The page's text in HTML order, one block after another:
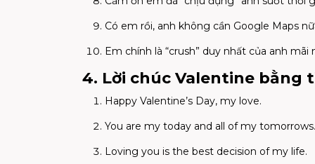
Có em rồi, anh không cần Google Maps
Em chính là “crush” duy nhất của anh mãi
4. Lời chúc Valentine bằng
Happy Valentine’s Day, my love.
You are my today and all of my tomorrows.
Loving you is the best decision of my life.